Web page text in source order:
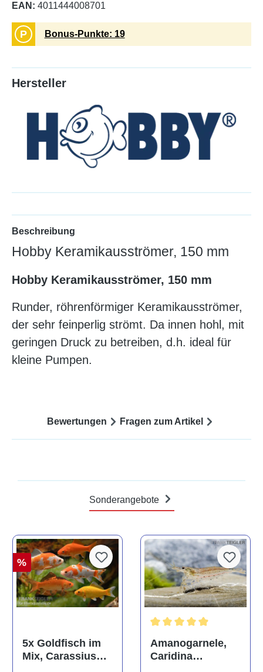
EAN: 4011444008701
P Bonus-Punkte: 19
Hersteller
Beschreibung
Hobby Keramikausströmer, 150 mm
Hobby Keramikausströmer, 150 mm
Runder, röhrenförmiger Keramikausströmer,
der sehr feinperlig strömt. Da innen hohl, mit
geringen Druck zu betreiben, d.h. ideal für
kleine Pumpen.
Bewertungen Fragen zum Artikel
Sonderangebote
%
5x Goldfisch im
Mix, Carassius
Amanogarnele,
Caridina